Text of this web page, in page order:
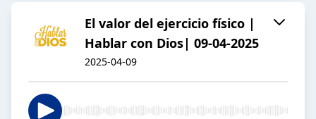
El valor del ejercicio físico |
Hablar con Dios| 09-04-2025
2025-04-09